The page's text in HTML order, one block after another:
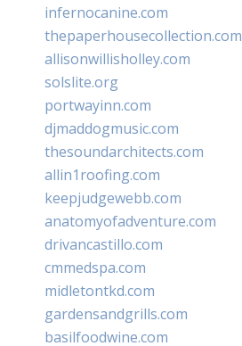
infernocanine.com
thepaperhousecollection.com
allisonwillisholley.com
solslite.org
portwayinn.com
djmaddogmusic.com
thesoundarchitects.com
allin1roofing.com
keepjudgewebb.com
anatomyofadventure.com
drivancastillo.com
cmmedspa.com
midletontkd.com
gardensandgrills.com
basilfoodwine.com